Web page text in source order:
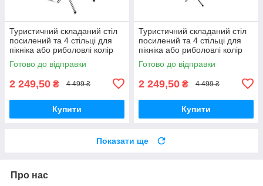
Туристичний складаний стіл
посилений та 4 стільці для
пікніка або риболовлі колір
сірий
Готово до відправки
2 249,50 ₴ 4 499 ₴
Купити
Туристичний складаний стіл
посилений та 4 стільці для
пікніка або риболовлі колір
Готово до відправки
2 249,50 ₴ 4 499 ₴
Купити
Показати ще
Про нас